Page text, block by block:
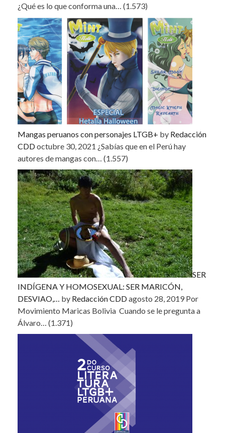
¿Qué es lo que conforma una…
(1.573)
Mangas peruanos con personajes LTGB+ by Redacción
CDDoctubre 30, 2021 ¿Sabías que en el Perú hay
autores de mangas con…
(1.557)
SER
INDÍGENA Y HOMOSEXUAL: SER MARICÓN,
DESVIAO,…
by Redacción CDDagosto 28, 2019 Por
Movimiento Maricas Bolivia Cuando se le pregunta a
Álvaro…
(1.371)